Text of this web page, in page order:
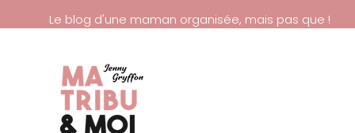
Le blog d'une maman organisée, mais pas que !